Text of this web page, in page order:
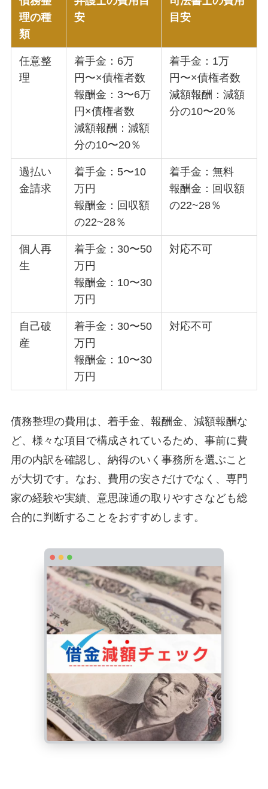
理の種
類
安
目安
任意整
理
着手金：6万
円〜×債権者数
報酬金：3〜6万
円×債権者数
減額報酬：減額
分の10〜20％
着手金：1万
円〜×債権者数
減額報酬：減額
分の10〜20％
過払い
金請求
着手金：5〜10
万円
報酬金：回収額
の22~28％
着手金：無料
報酬金：回収額
の22~28％
個人再
生
着手金：30〜50
万円
報酬金：10〜30
万円
対応不可
自己破
産
着手金：30〜50
万円
報酬金：10〜30
万円
対応不可
債務整理の費用は、着手金、報酬金、減額報酬な
ど、様々な項目で構成されているため、事前に費
用の内訳を確認し、納得のいく事務所を選ぶこと
が大切です。なお、費用の安さだけでなく、専門
家の経験や実績、意思疎通の取りやすさなども総
合的に判断することをおすすめします。